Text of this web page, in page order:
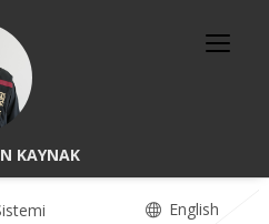
KAYNAK
English